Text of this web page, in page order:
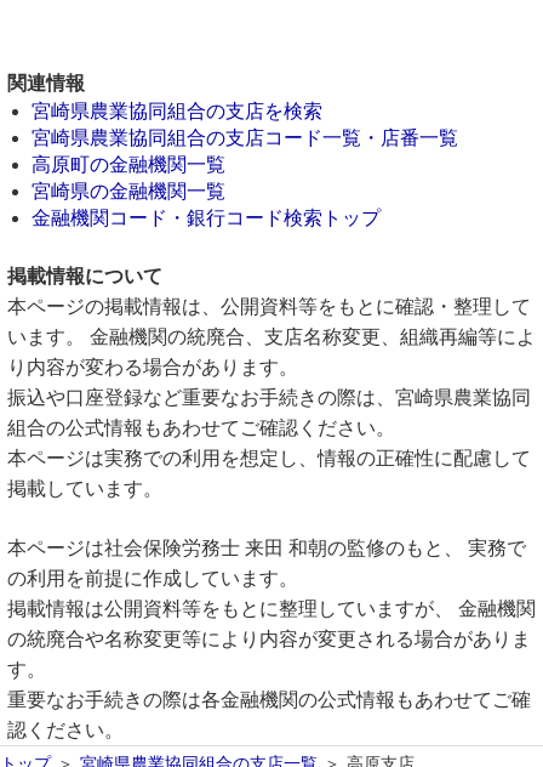
関連情報
宮崎県農業協同組合の支店を検索
宮崎県農業協同組合の支店コード一覧・店番一覧
高原町の金融機関一覧
宮崎県の金融機関一覧
金融機関コード・銀行コード検索トップ
掲載情報について
本ページの掲載情報は、公開資料等をもとに確認・整理して
います。 金融機関の統廃合、支店名称変更、組織再編等によ
り内容が変わる場合があります。
振込や口座登録など重要なお手続きの際は、宮崎県農業協同
組合の公式情報もあわせてご確認ください。
本ページは実務での利用を想定し、情報の正確性に配慮して
掲載しています。
本ページは社会保険労務士 来田 和朝の監修のもと、 実務で
の利用を前提に作成しています。
掲載情報は公開資料等をもとに整理していますが、 金融機関
の統廃合や名称変更等により内容が変更される場合がありま
す。
重要なお手続きの際は各金融機関の公式情報もあわせてご確
認ください。